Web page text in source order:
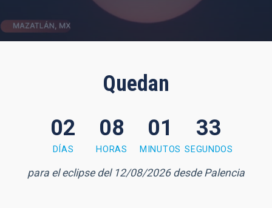
Quedan
31 seconds
02
DÍAS
08
HORAS
01
MINUTOS
32
SEGUNDOS
para el eclipse del 12/08/2026 desde Palencia